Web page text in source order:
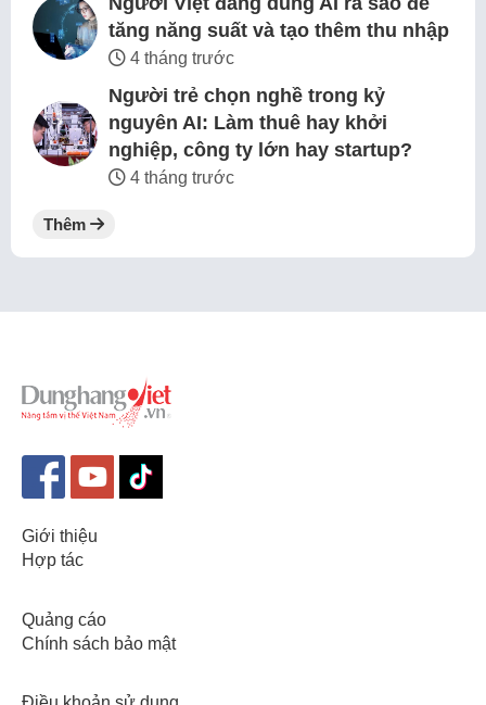
tăng năng suất và tạo thêm thu nhập
4 tháng trước
Người trẻ chọn nghề trong kỷ
nguyên AI: Làm thuê hay khởi
nghiệp, công ty lớn hay startup?
4 tháng trước
Thêm
Giới thiệu
Hợp tác
Quảng cáo
Chính sách bảo mật